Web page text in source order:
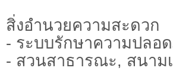
สิ่งอำนวยความสะดวก
- ระบบรักษาความปลอ
- สวนสาธารณะ, สนาม